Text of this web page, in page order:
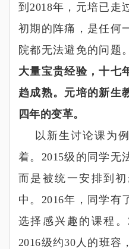
到2018年，元培已走
初期的阵痛，是任何
院都无法避免的问题
大量宝贵经验，十七
趋成熟。元培的新生
四年的变革。
以新生讨论课为
着。2015级的同学无
而是被统一安排到
中。2016年，同学有
选择感兴趣的课程。
2016级约30 人的班容